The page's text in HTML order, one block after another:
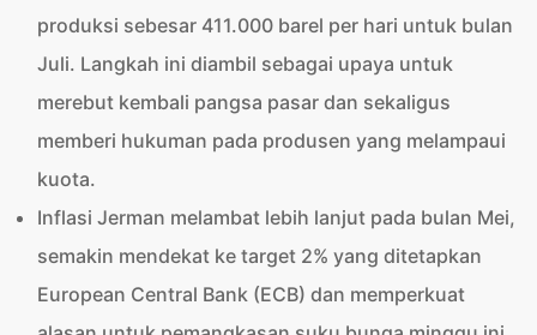
produksi sebesar 411.000 barel per hari untuk bulan
Juli. Langkah ini diambil sebagai upaya untuk
merebut kembali pangsa pasar dan sekaligus
memberi hukuman pada produsen yang melampaui
kuota.
Inflasi Jerman melambat lebih lanjut pada bulan Mei,
semakin mendekat ke target 2% yang ditetapkan
European Central Bank (ECB) dan memperkuat